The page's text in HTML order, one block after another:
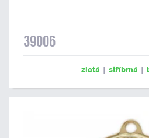
39006
zlatá | stříbrná |